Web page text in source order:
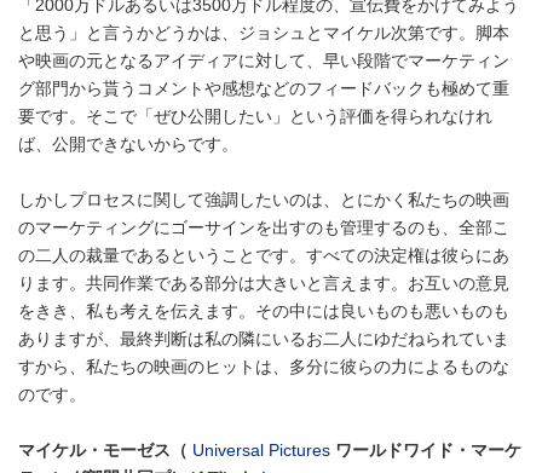
「2000万ドルあるいは3500万ドル程度の、宣伝費をかけてみよう
と思う」と言うかどうかは、ジョシュとマイケル次第です。脚本
や映画の元となるアイディアに対して、早い段階でマーケティン
グ部門から貰うコメントや感想などのフィードバックも極めて重
要です。そこで「ぜひ公開したい」という評価を得られなけれ
ば、公開できないからです。
しかしプロセスに関して強調したいのは、とにかく私たちの映画
のマーケティングにゴーサインを出すのも管理するのも、全部こ
の二人の裁量であるということです。すべての決定権は彼らにあ
ります。共同作業である部分は大きいと言えます。お互いの意見
をきき、私も考えを伝えます。その中には良いものも悪いものも
ありますが、最終判断は私の隣にいるお二人にゆだねられていま
すから、私たちの映画のヒットは、多分に彼らの力によるものな
のです。
マイケル・モーゼス（ Universal Pictures ワールドワイド・マーケ